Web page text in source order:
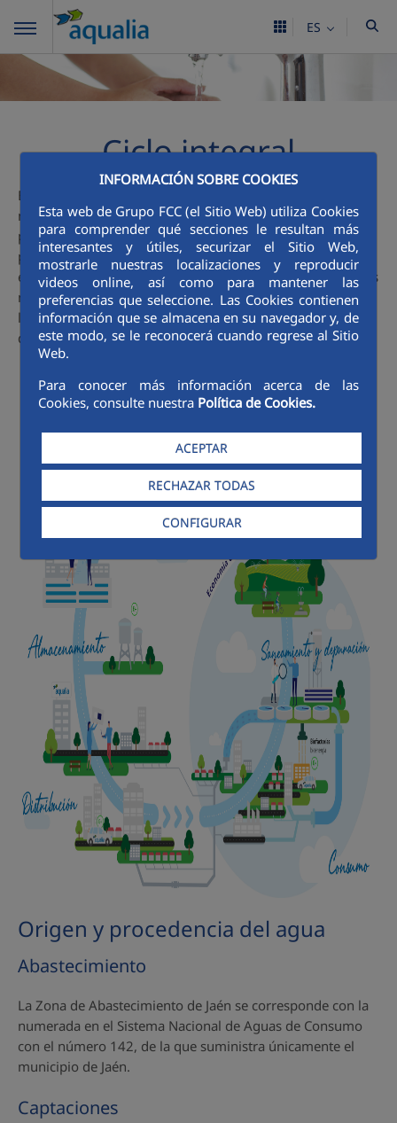
INFORMACIÓN SOBRE COOKIES
Esta web de Grupo FCC (el Sitio Web) utiliza Cookies
para comprender qué secciones le resultan más
interesantes y útiles, securizar el Sitio Web,
mostrarle nuestras localizaciones y reproducir
videos online, así como para mantener las
preferencias que seleccione. Las Cookies contienen
información que se almacena en su navegador y, de
este modo, se le reconocerá cuando regrese al Sitio
Web.
Para conocer más información acerca de las
Cookies, consulte nuestra Política de Cookies.
ACEPTAR
RECHAZAR TODAS
CONFIGURAR
ES
Ciclo integral
El agua es un gran tesoro y que podemos encontrarla en
nuestro entorno: en el mar, en los ríos, en los pantanos...,
pero para que llegue hasta nuestras casas, colegios,
parques, industrias... y la podamos beber, lavarnos con
ella, nadar en la piscina, ver crecer las flores del jardín..., es
necesario que el agua siga un proceso cuidadoso. Esa es la
labor de Aqualia y te invitamos a descubriraquí, con más
detalle, las fases de este apasionante Ciclo.
Origen y procedencia del agua
Abastecimiento
La Zona de Abastecimiento de Jaén se corresponde con la
numerada en el Sistema Nacional de Aguas de Consumo
con el número 142, de la que suministra únicamente el
municipio de Jaén.
Captaciones